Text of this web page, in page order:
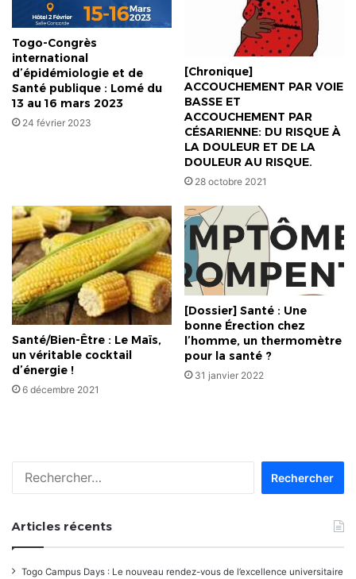
Togo-Congrès
international
d’épidémiologie et de
Santé publique : Lomé du
13 au 16 mars 2023
24 février 2023
[Chronique]
ACCOUCHEMENT PAR VOIE
BASSE ET
ACCOUCHEMENT PAR
CÉSARIENNE: DU RISQUE À
LA DOULEUR ET DE LA
DOULEUR AU RISQUE.
28 octobre 2021
Santé/Bien-Être : Le Maïs,
un véritable cocktail
d’énergie !
6 décembre 2021
[Dossier] Santé : Une
bonne Érection chez
l’homme, un thermomètre
pour la santé ?
31 janvier 2022
Articles récents
Togo Campus Days : Le nouveau rendez-vous de l’excellence universitaire